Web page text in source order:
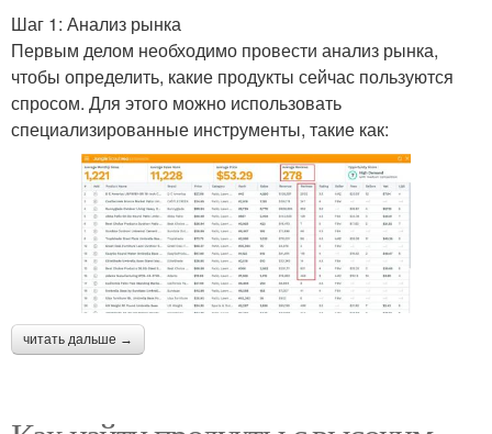
Шаг 1: Анализ рынка
Первым делом необходимо провести анализ рынка,
чтобы определить, какие продукты сейчас пользуются
спросом. Для этого можно использовать
специализированные инструменты, такие как:
читать дальше →